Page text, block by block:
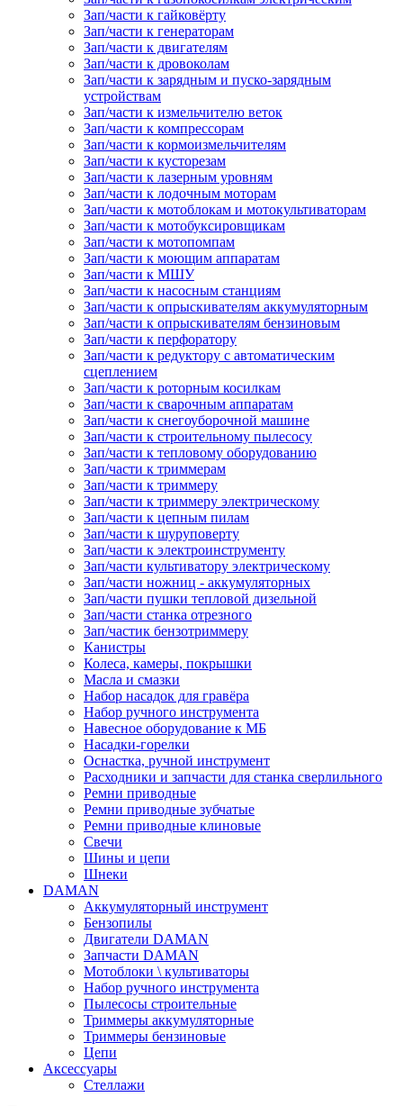
Зап/части к гайковёрту
Зап/части к генераторам
Зап/части к двигателям
Зап/части к дровоколам
Зап/части к зарядным и пуско-зарядным
устройствам
Зап/части к измельчителю веток
Зап/части к компрессорам
Зап/части к кормоизмельчителям
Зап/части к кусторезам
Зап/части к лазерным уровням
Зап/части к лодочным моторам
Зап/части к мотоблокам и мотокультиваторам
Зап/части к мотобуксировщикам
Зап/части к мотопомпам
Зап/части к моющим аппаратам
Зап/части к МШУ
Зап/части к насосным станциям
Зап/части к опрыскивателям аккумуляторным
Зап/части к опрыскивателям бензиновым
Зап/части к перфоратору
Зап/части к редуктору с автоматическим
сцеплением
Зап/части к роторным косилкам
Зап/части к сварочным аппаратам
Зап/части к снегоуборочной машине
Зап/части к строительному пылесосу
Зап/части к тепловому оборудованию
Зап/части к триммерам
Зап/части к триммеру
Зап/части к триммеру электрическому
Зап/части к цепным пилам
Зап/части к шуруповерту
Зап/части к электроинструменту
Зап/части культиватору электрическому
Зап/части ножниц - аккумуляторных
Зап/части пушки тепловой дизельной
Зап/части станка отрезного
Зап/частик бензотриммеру
Канистры
Колеса, камеры, покрышки
Масла и смазки
Набор насадок для гравёра
Набор ручного инструмента
Навесное оборудование к МБ
Насадки-горелки
Оснастка, ручной инструмент
Расходники и запчасти для станка сверлильного
Ремни приводные
Ремни приводные зубчатые
Ремни приводные клиновые
Свечи
Шины и цепи
Шнеки
DAMAN
Аккумуляторный инструмент
Бензопилы
Двигатели DAMAN
Запчасти DAMAN
Мотоблоки \ культиваторы
Набор ручного инструмента
Пылесосы строительные
Триммеры аккумуляторные
Триммеры бензиновые
Цепи
Аксессуары
Стеллажи